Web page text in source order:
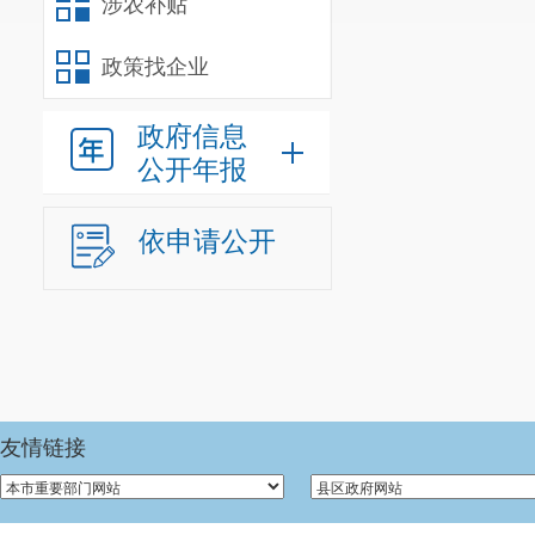
涉农补贴
政策找企业
政府信息
公开年报
依申请公开
友情链接